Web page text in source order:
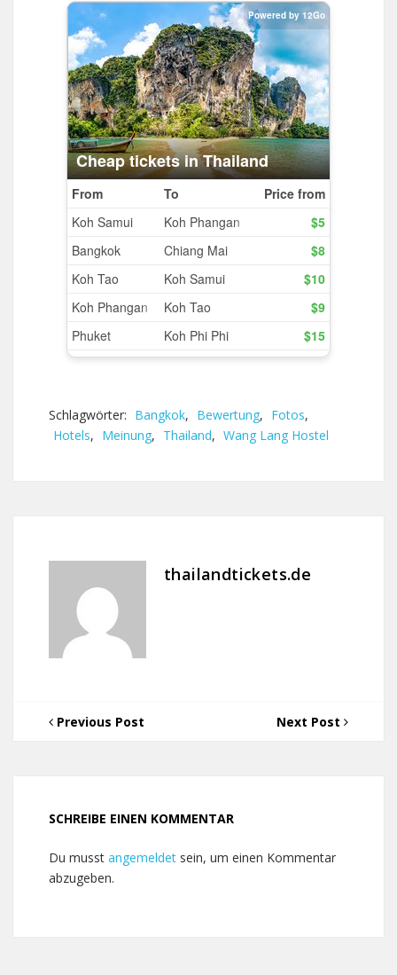
Schlagwörter: Bangkok, Bewertung, Fotos,
Hotels, Meinung, Thailand, Wang Lang Hostel
thailandtickets.de
Previous Post Next Post
SCHREIBE EINEN KOMMENTAR
Du musst angemeldet sein, um einen Kommentar
abzugeben.